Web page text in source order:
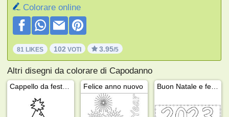
Colorare online
81 LIKES 102 VOTI 3.95/5
Altri disegni da colorare di Capodanno
Felice anno nuovo